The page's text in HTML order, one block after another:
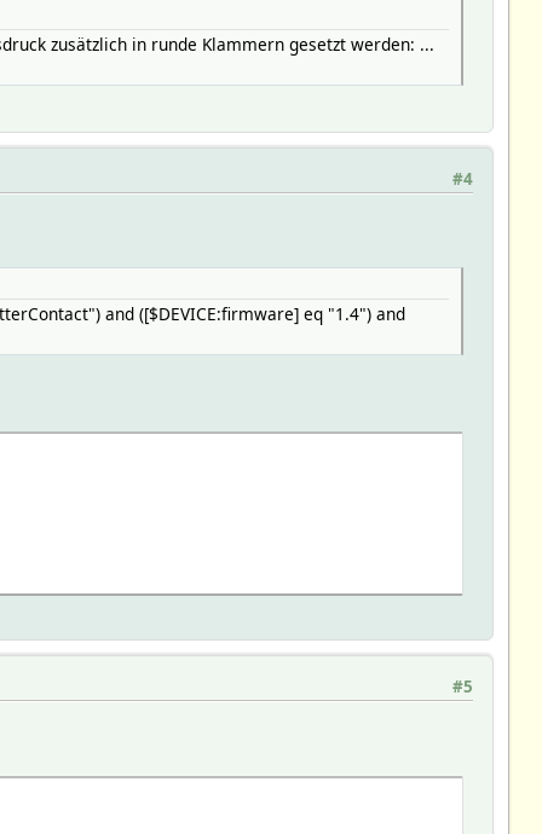
zusätzlich in runde Klammern gesetzt werden: ...
#4
and ([$DEVICE:firmware] eq "1.4") and
#5